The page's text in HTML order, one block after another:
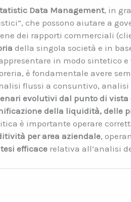
Data Management, in
che possono aiutare a
dei rapporti commerciali
della singola società e in
in modo sintetico
è fondamentale avere
flussi a consuntivo, analisi
evolutivi dal punto di
della liquidità, delle
è importante operare
per area aziendale,
efficace relativa all’analisi